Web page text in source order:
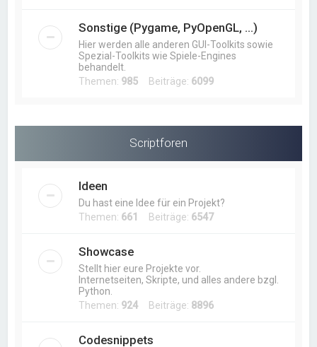
Sonstige (Pygame, PyOpenGL, ...)
Hier werden alle anderen GUI-Toolkits sowie
Spezial-Toolkits wie Spiele-Engines
behandelt.
Themen: 985 Beiträge: 6099
Scriptforen
Ideen
Du hast eine Idee für ein Projekt?
Themen: 661 Beiträge: 6547
Showcase
Stellt hier eure Projekte vor.
Internetseiten, Skripte, und alles andere bzgl.
Python.
Themen: 924 Beiträge: 8896
Codesnippets